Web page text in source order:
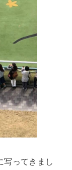
写ってきまし